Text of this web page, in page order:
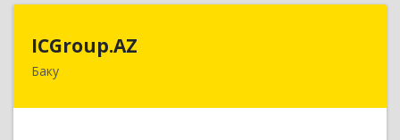
ICGroup.AZ
Баку